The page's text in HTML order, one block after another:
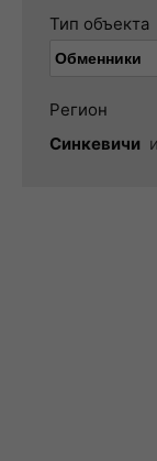
Тип объекта
Регион
Синкевичи